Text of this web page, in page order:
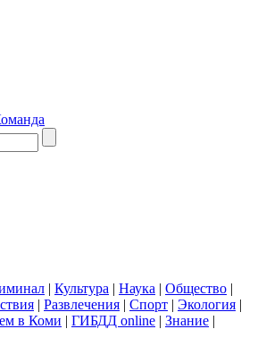
| Культура | Наука | Общество |
| Развлечения | Спорт | Экология |
в Коми | ГИБДД online | Знание |